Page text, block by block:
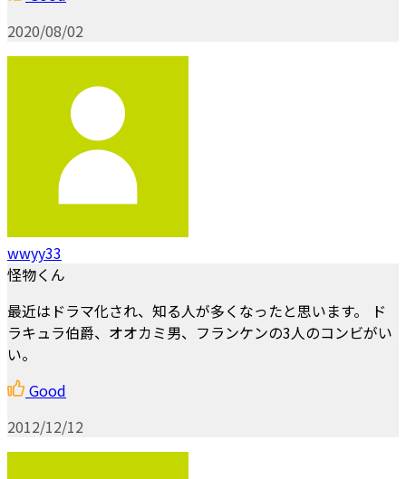
2020/08/02
wwyy33
怪物くん
最近はドラマ化され、知る人が多くなったと思います。 ド
ラキュラ伯爵、オオカミ男、フランケンの3人のコンビがい
い。
Good
2012/12/12